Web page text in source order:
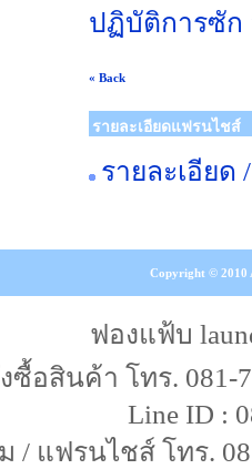
ปฏิบัติการซัก
« Back
รายละเอียดแฟรนไชส์
รายละเอียด
Copyright © 2010
ฟองแฟ้บ
อสินค้า โทร. 081-
Line ID :
/ แฟรนไชส์ โทร.